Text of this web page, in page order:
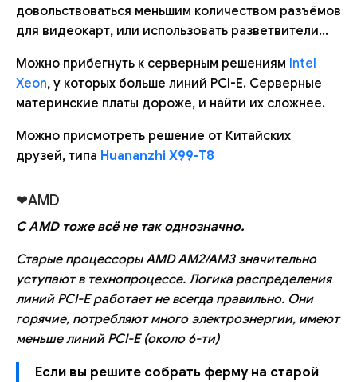
довольствоваться меньшим количеством разъёмов
для видеокарт, или использовать разветвители...
Можно прибегнуть к серверным решениям Intel
Xeon, у которых больше линий PCI-E. Серверные
материнские платы дороже, и найти их сложнее.
Можно присмотреть решение от Китайских
друзей, типа Huananzhi X99-T8
❤AMD
С AMD тоже всё не так однозначно.
Старые процессоры AMD AM2/AM3 значительно
уступают в технопроцессе. Логика распределения
линий PCI-E работает не всегда правильно. Они
горячие, потребляют много электроэнергии, имеют
меньше линий PCI-E (около 6-ти)
Если вы решите собрать ферму на старой